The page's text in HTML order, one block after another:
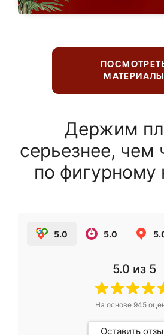
МАТЕРИАЛЫ
Держим
серьезнее, чем
по фигурному
5.0 5.0
5.0 из 5
На основе 945
Оставить